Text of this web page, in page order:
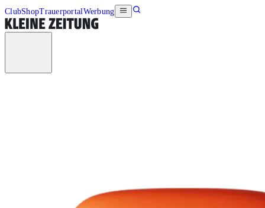
ClubShopTrauerportalWerbung